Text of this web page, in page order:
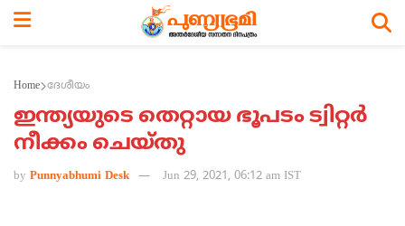
Home ദേശീയം
ഇന്ത്യയുടെ തെറ്റായ ഭൂപടം ട്വിറ്റര്‍
നീക്കം ചെയ്തു
by Punnyabhumi Desk Jun 29, 2021, 06:12 am IST